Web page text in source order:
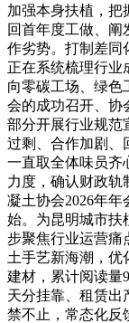
加强本身扶植，把
回首年度工做、阐
作劣势。打制差同
正在系统梳理行业
向零碳工场、绿色
会的成功召开、协
部分开展行业规范
过剩、合作加剧、
一直取全体味员齐
力度，确认财政轨
凝土协会2026年
始。为昆明城市扶
步聚焦行业运营痛
土手艺新海潮，优
建材，累计阅读量
天分挂靠、租赁出
禁不止，常态化反